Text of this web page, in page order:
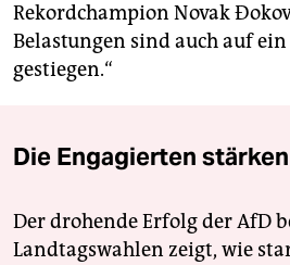
Rekordchampion Novak
Belastungen sind auch auf
gestiegen.“
Die Engagierten stärken
Der drohende Erfolg der AfD
Landtagswahlen zeigt, wie